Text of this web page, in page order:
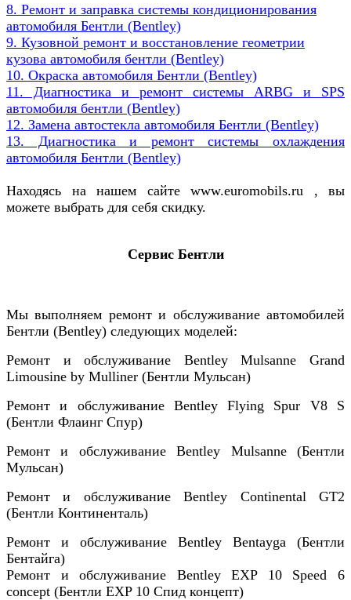
8. Ремонт и заправка системы кондиционирования
автомобиля Бентли (Bentley)
9. Кузовной ремонт и восстановление геометрии
кузова автомобиля бентли (Bentley)
10. Окраска автомобиля Бентли (Bentley)
11. Диагностика и ремонт системы ARBG и SPS
автомобиля бентли (Bentley)
12. Замена автостекла автомобиля Бентли (Bentley)
13. Диагностика и ремонт системы охлаждения
автомобиля Бентли (Bentley)
Находясь на нашем сайте www.euromobils.ru , вы
можете выбрать для себя скидку.
Сервис Бентли
Мы выполняем ремонт и обслуживание автомобилей
Бентли (Bentley) следующих моделей:
Ремонт и обслуживание Bentley Mulsanne Grand
Limousine by Mulliner (Бентли Мульсан)
Ремонт и обслуживание Bentley Flying Spur V8 S
(Бентли Флаинг Спур)
Ремонт и обслуживание Bentley Mulsanne (Бентли
Мульсан)
Ремонт и обслуживание Bentley Continental GT2
(Бентли Континенталь)
Ремонт и обслуживание Bentley Bentayga (Бентли
Бентайга)
Ремонт и обслуживание Bentley EXP 10 Speed 6
concept (Бентли EXP 10 Спид концепт)